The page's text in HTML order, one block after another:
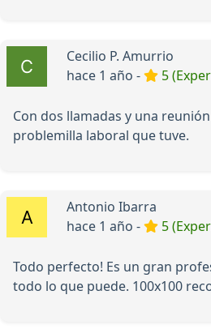
Cecilio P. Amurrio
hace 1 año -
5
Con dos llamadas y una
problemilla laboral que tuve.
Antonio Ibarra
hace 1 año -
5
Todo perfecto! Es un gran
todo lo que puede. 100x100